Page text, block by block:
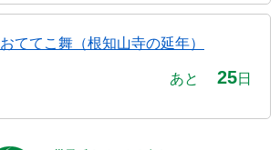
おててこ舞（根知山寺の延年）
あと 25日